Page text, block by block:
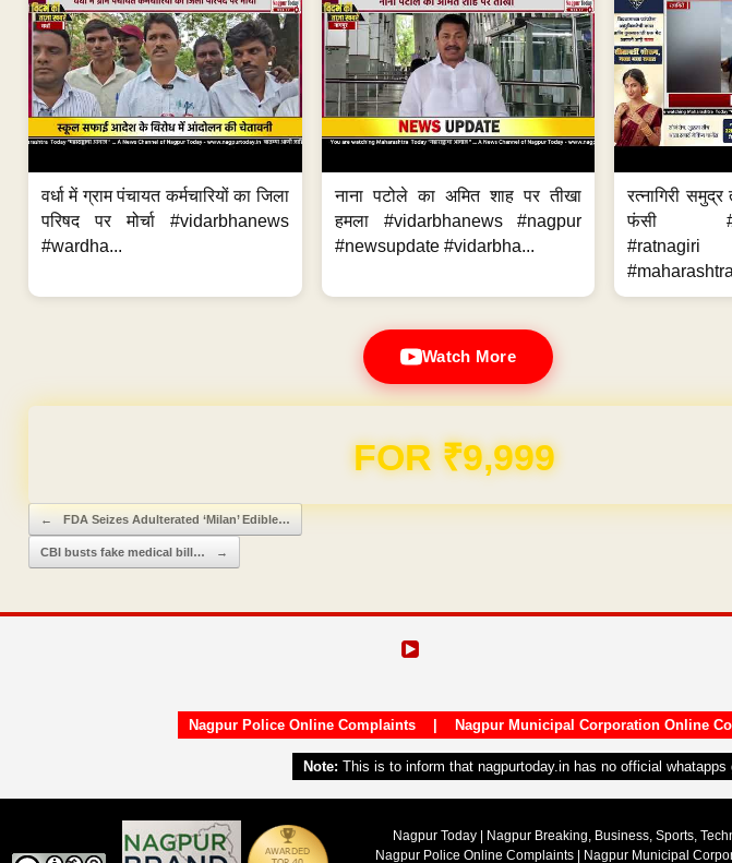
वर्धा में ग्राम पंचायत कर्मचारियों का जिला
परिषद पर मोर्चा #vidarbhanews
#wardha...
नाना पटोले का अमित शाह पर तीखा
हमला #vidarbhanews #nagpur
#newsupdate #vidarbha...
रत्नागिरी
फंसी
#ratnagiri
#maharashtra
Watch More
Domain & Hosting FREE for 1 Year
Post navigation
← FDA Seizes Adulterated ‘Milan’ Edible…
CBI busts fake medical bill… →
Nagpur Police Online Complaints| Nagpur Municipal Corporation Online
Note: This is to inform that nagpurtoday.in has no official
Nagpur Today | Nagpur Breaking, Business, Sports,
Nagpur Police Online Complaints| Nagpur Municipal